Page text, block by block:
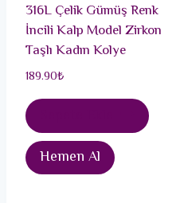
316L Çelik Gümüş Renk
İncili Kalp Model Zirkon
Taşlı Kadın Kolye
189.90₺
Hemen Al